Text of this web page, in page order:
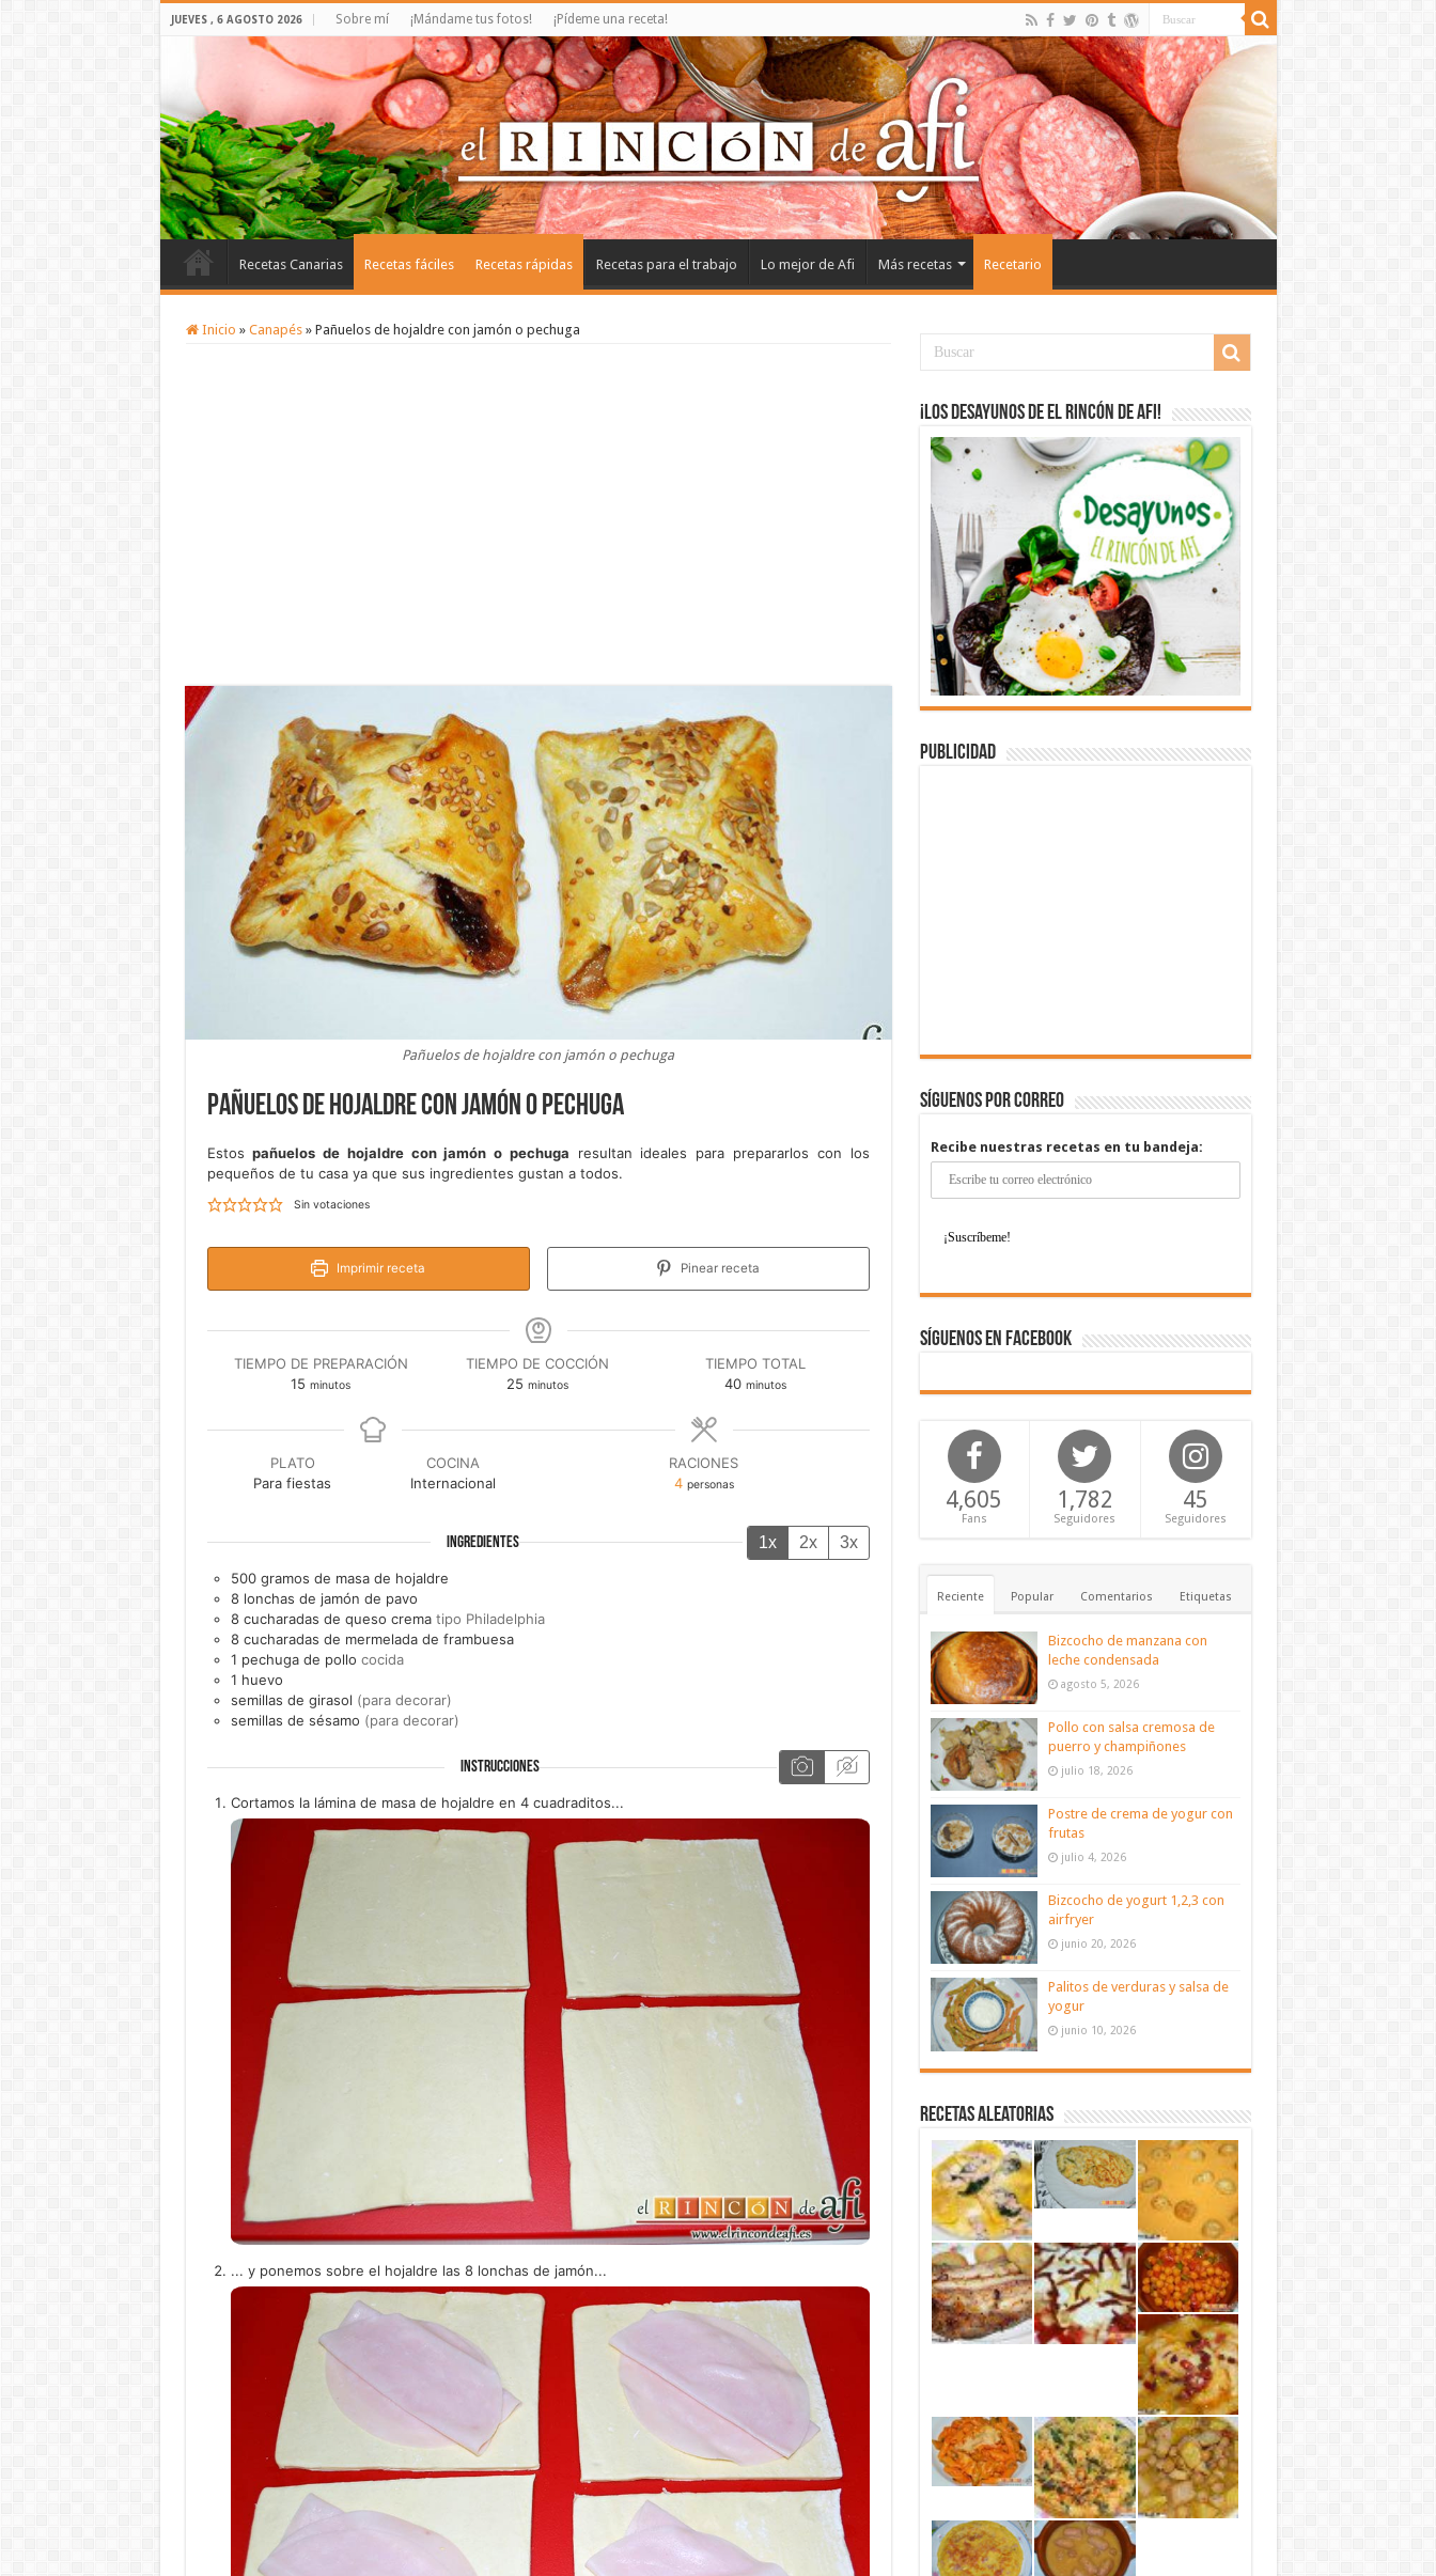
JUEVES , 6 AGOSTO 2026 Sobre mí ¡Mándame tus fotos! ¡Pídeme una receta!
Recetas Canarias Recetas fáciles Recetas rápidas Recetas para el trabajo Lo mejor de Afi Más recetas Recetario
Inicio » Canapés » Pañuelos de hojaldre con jamón o pechuga
Pañuelos de hojaldre con jamón o pechuga
Pañuelos de hojaldre con jamón o pechuga
Estospañuelos de hojaldre con jamón o pechuga resultan ideales para prepararlos con los
pequeños de tu casa ya que sus ingredientes gustan a todos.
Sin votaciones
Imprimir receta Pinear receta
TIEMPO DE PREPARACIÓN
15 minutos
minutos
TIEMPO DE COCCIÓN
25 minutos
minutos
TIEMPO TOTAL
40minutos
minutos
PLATO
Para fiestas
COCINA
Internacional
RACIONES
4 personas
INGREDIENTES 1x 2x 3x
500 gramos de masa de hojaldre
8 lonchas de jamón de pavo
8 cucharadas de queso crema tipo Philadelphia
8 cucharadas de mermelada de frambuesa
1 pechuga de pollo cocida
1 huevo
semillas de girasol (para decorar)
semillas de sésamo (para decorar)
INSTRUCCIONES
Cortamos la lámina de masa de hojaldre en 4 cuadraditos...
... y ponemos sobre el hojaldre las 8 lonchas de jamón...
¡Los desayunos de El Rincón de Afi!
Publicidad
Síguenos por correo
Recibe nuestras recetas en tu bandeja:
Síguenos en Facebook
4,605
Fans
1,782
Seguidores
45
Seguidores
Reciente Popular Comentarios Etiquetas
Bizcocho de manzana con
leche condensada
agosto 5, 2026
Pollo con salsa cremosa de
puerro y champiñones
julio 18, 2026
Postre de crema de yogur con
frutas
julio 4, 2026
Bizcocho de yogurt 1,2,3 con
airfryer
junio 20, 2026
Palitos de verduras y salsa de
yogur
junio 10, 2026
Recetas aleatorias